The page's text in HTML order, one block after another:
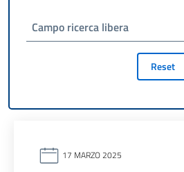
Campo ricerca libera
Reset
17 MARZO 2025